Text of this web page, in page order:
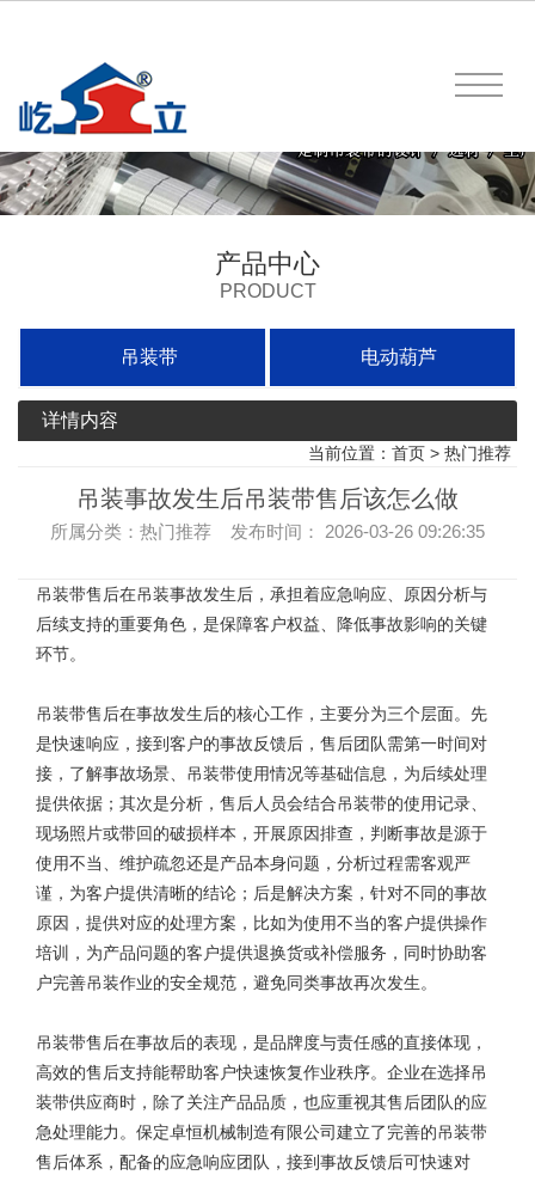
产品中心
PRODUCT
吊装带 电动葫芦
详情内容
当前位置： 首页 > 热门推荐
吊装事故发生后吊装带售后该怎么做
所属分类：热门推荐 发布时间： 2026-03-26 09:26:35
吊装带售后在吊装事故发生后，承担着应急响应、原因分析与
后续支持的重要角色，是保障客户权益、降低事故影响的关键
环节。
吊装带售后在事故发生后的核心工作，主要分为三个层面。先
是快速响应，接到客户的事故反馈后，售后团队需第一时间对
接，了解事故场景、吊装带使用情况等基础信息，为后续处理
提供依据；其次是分析，售后人员会结合吊装带的使用记录、
现场照片或带回的破损样本，开展原因排查，判断事故是源于
使用不当、维护疏忽还是产品本身问题，分析过程需客观严
谨，为客户提供清晰的结论；后是解决方案，针对不同的事故
原因，提供对应的处理方案，比如为使用不当的客户提供操作
培训，为产品问题的客户提供退换货或补偿服务，同时协助客
户完善吊装作业的安全规范，避免同类事故再次发生。
吊装带售后在事故后的表现，是品牌度与责任感的直接体现，
高效的售后支持能帮助客户快速恢复作业秩序。企业在选择吊
装带供应商时，除了关注产品品质，也应重视其售后团队的应
急处理能力。 保定卓恒机械制造有限公司建立了完善的吊装带
售后体系，配备的应急响应团队，接到事故反馈后可快速对